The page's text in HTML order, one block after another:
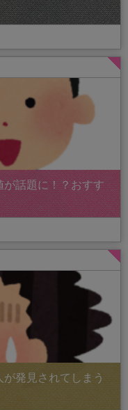
話題に！？おすす
発見されてしまう